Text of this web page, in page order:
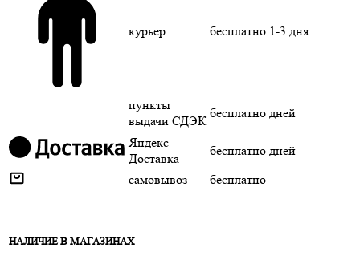
курьер бесплатно 1-3 дня
пункты
выдачи СДЭК
бесплатно дней
Яндекс
Доставка
бесплатно дней
самовывоз
бесплатно
НАЛИЧИЕ В МАГАЗИНАХ